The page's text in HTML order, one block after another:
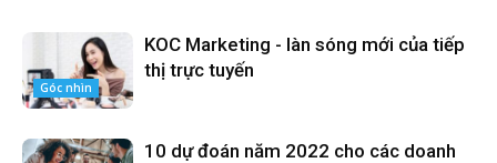
Góc nhìn
KOC Marketing - làn sóng mới của tiếp
thị trực tuyến
10 dự đoán năm 2022 cho các doanh